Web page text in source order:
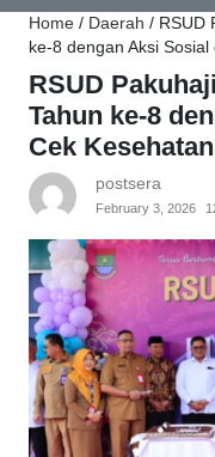
Home / Daerah / RSUD
ke-8 dengan Aksi
RSUD
Tahun ke-8
Cek
postsera
February 3, 2026